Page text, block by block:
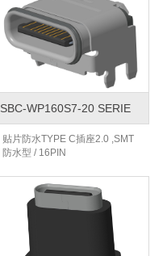
SBC-WP160S7-20 SERIE
贴片防水TYPE C插座2.0 ,SMT
防水型 / 16PIN